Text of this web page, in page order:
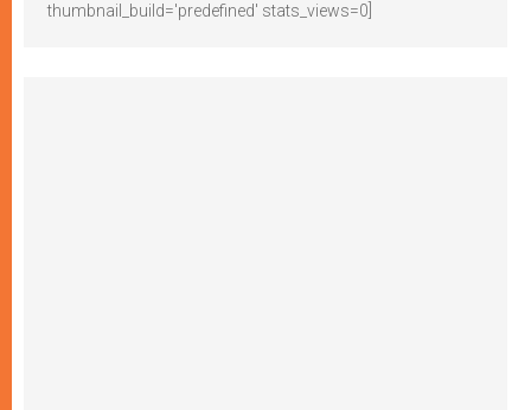
thumbnail_build='predefined' stats_views=0]